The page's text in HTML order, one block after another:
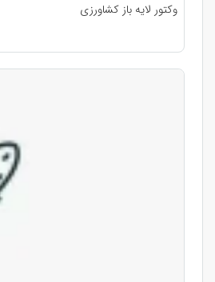
وکتور لایه باز کشاورزی